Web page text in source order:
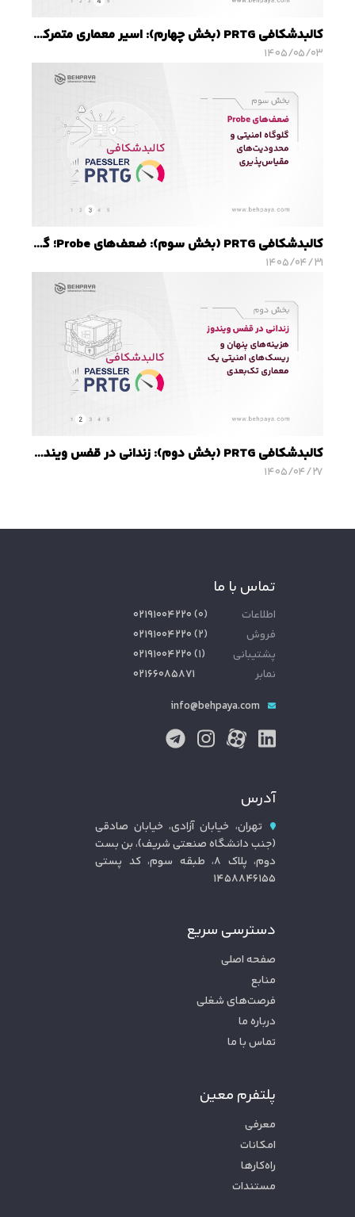
کالبدشکافی PRTG (بخش چهارم): اسیر معماری متمرکز؛ چرا Core Server به گلوگاه عملکرد تبدیل می‌شود؟
۱۴۰۵/۰۵/۰۳
کالبدشکافی PRTG (بخش سوم): ضعف‌های Probe؛ گلوگاه امنیتی و محدودیت‌های مقیاس‌پذیری
۱۴۰۵/۰۴/۳۱
کالبدشکافی PRTG (بخش دوم): زندانی در قفس ویندوز؛ هزینه‌های پنهان و ریسک‌های امنیتی یک معماری تک‌بعدی
۱۴۰۵/۰۴/۲۷
تماس با ما
اطلاعات (۰)۰۲۱۹۱۰۰۴۲۲۰
فروش
(۲)۰۲۱۹۱۰۰۴۲۲۰
پشتیبانی
(۱)۰۲۱۹۱۰۰۴۲۲۰
نمابر
۰۲۱۶۶۰۸۵۸۷۱
info@behpaya.com
آدرس
تهران، خیابان آزادی، خیابان صادقی
(جنب دانشگاه صنعتی شریف)، بن بست
دوم، پلاک ۸، طبقه سوم، کد پستی
۱۴۵۸۸۴۶۱۵۵
دسترسی سریع
صفحه اصلی
منابع
فرصت‌های شغلی
درباره ما
تماس با ما
پلتفرم معین
معرفی
امکانات
راه‌کارها
مستندات